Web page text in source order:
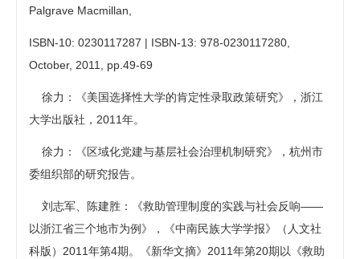
Palgrave Macmillan,
ISBN-10: 0230117287 | ISBN-13: 978-0230117280,
October, 2011, pp.49-69
徐力：《美国选择性大学的肯定性录取政策研究》，浙江
大学出版社，2011年。
徐力：《区域化党建与基层社会治理机制研究》，杭州市
委组织部的研究报告。
刘志军、陈建胜：《救助管理制度的实践与社会反响——
以浙江省三个地市为例》，《中南民族大学学报》（人文社
科版）2011年第4期。《新华文摘》2011年第20期以《救助